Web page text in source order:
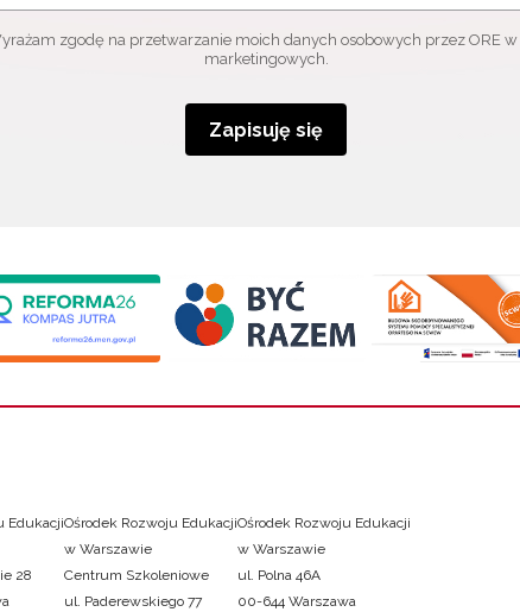
zgodę na przetwarzanie moich danych osobowych przez ORE
marketingowych.
Zapisuję się
Edukacji
28
Ośrodek Rozwoju Edukacji
w Warszawie
Centrum Szkoleniowe
ul. Paderewskiego 77
Ośrodek Rozwoju Edukacji
w Warszawie
ul. Polna 46A
00-644 Warszawa